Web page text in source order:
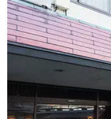
き、日頃の疲...